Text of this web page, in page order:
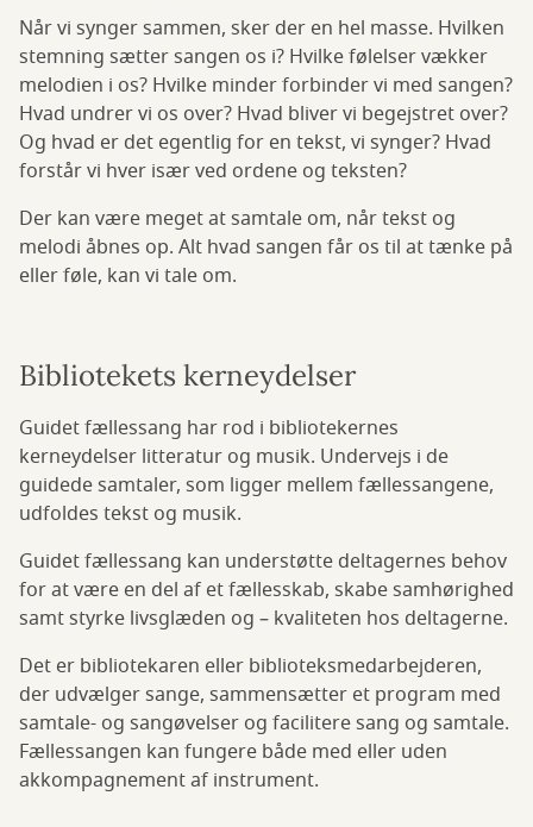
Når vi synger sammen, sker der en hel masse. Hvilken
stemning sætter sangen os i? Hvilke følelser vækker
melodien i os? Hvilke minder forbinder vi med sangen?
Hvad undrer vi os over? Hvad bliver vi begejstret over?
Og hvad er det egentlig for en tekst, vi synger? Hvad
forstår vi hver især ved ordene og teksten?
Der kan være meget at samtale om, når tekst og
melodi åbnes op. Alt hvad sangen får os til at tænke på
eller føle, kan vi tale om.
Bibliotekets kerneydelser
Guidet fællessang har rod i bibliotekernes
kerneydelser litteratur og musik. Undervejs i de
guidede samtaler, som ligger mellem fællessangene,
udfoldes tekst og musik.
Guidet fællessang kan understøtte deltagernes behov
for at være en del af et fællesskab, skabe samhørighed
samt styrke livsglæden og – kvaliteten hos deltagerne.
Det er bibliotekaren eller biblioteksmedarbejderen,
der udvælger sange, sammensætter et program med
samtale- og sangøvelser og facilitere sang og samtale.
Fællessangen kan fungere både med eller uden
akkompagnement af instrument.